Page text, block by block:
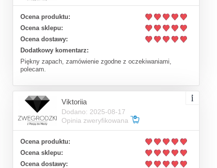
Ocena produktu:
Ocena sklepu:
Ocena dostawy:
Dodatkowy komentarz:
Piękny zapach, zamówienie zgodne z oczekiwaniami,
polecam.
Viktoriia
Dodano: 2025-08-17
Opinia zweryfikowana
Ocena produktu:
Ocena sklepu:
Ocena dostawy: